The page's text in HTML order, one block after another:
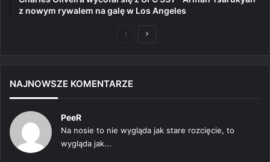
z nowym rywalem na galę w Los Angeles
PoprzedniaNastępna
NAJNOWSZE KOMENTARZE
PeeR
Na nosie to nie wygląda jak stare rozcięcie, to
wygląda jak...